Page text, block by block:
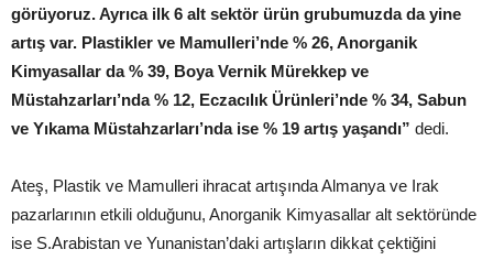
görüyoruz. Ayrıca ilk 6 alt sektör ürün grubumuzda da yine
artış var. Plastikler ve Mamulleri’nde % 26, Anorganik
Kimyasallar da % 39, Boya Vernik Mürekkep ve
Müstahzarları’nda % 12, Eczacılık Ürünleri’nde % 34, Sabun
ve Yıkama Müstahzarları’nda ise % 19 artış yaşandı” dedi.
Ateş, Plastik ve Mamulleri ihracat artışında Almanya ve Irak
pazarlarının etkili olduğunu, Anorganik Kimyasallar alt sektöründe
ise S.Arabistan ve Yunanistan’daki artışların dikkat çektiğini